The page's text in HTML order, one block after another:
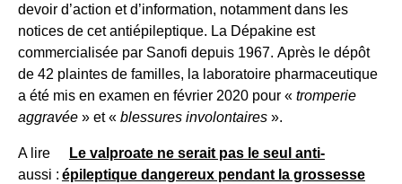
devoir d’action et d’information, notamment dans les
notices de cet antiépileptique. La Dépakine est
commercialisée par Sanofi depuis 1967. Après le dépôt
de 42 plaintes de familles, la laboratoire pharmaceutique
a été mis en examen en février 2020 pour « tromperie
aggravée » et « blessures involontaires ».
A lire
aussi :
Le valproate ne serait pas le seul anti-
épileptique dangereux pendant la grossesse